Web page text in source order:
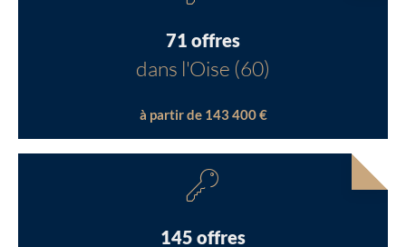
71 offres
dans l'Oise (60)
à partir de 143 400 €
145 offres